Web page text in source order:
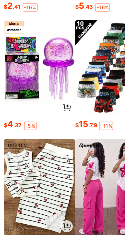
$2.41 -16% $5.43 -16%
$4.37 -5% $15.79 -11%